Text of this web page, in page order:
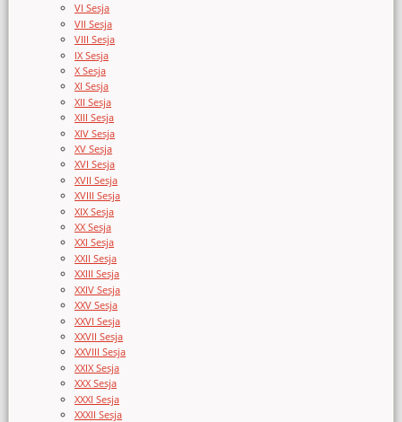
VI Sesja
VII Sesja
VIII Sesja
IX Sesja
X Sesja
XI Sesja
XII Sesja
XIII Sesja
XIV Sesja
XV Sesja
XVI Sesja
XVII Sesja
XVIII Sesja
XIX Sesja
XX Sesja
XXI Sesja
XXII Sesja
XXIII Sesja
XXIV Sesja
XXV Sesja
XXVI Sesja
XXVII Sesja
XXVIII Sesja
XXIX Sesja
XXX Sesja
XXXI Sesja
XXXII Sesja